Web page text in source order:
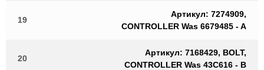
19
Артикул: 7274909,
CONTROLLER Was 6679485 - A
20
Артикул: 7168429, BOLT,
CONTROLLER Was 43C616 - B